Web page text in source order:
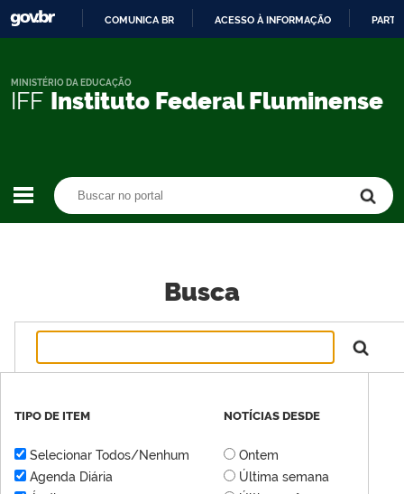
CONTEÚDO
COMUNICA BR ACESSO À INFORMAÇÃO
IFF Instituto Federal Fluminense
MINISTÉRIO DA EDUCAÇÃO
Busca
TIPO DE ITEM
Selecionar Todos/Nenhum
Agenda Diária
NOTÍCIAS DESDE
Ontem
Última semana